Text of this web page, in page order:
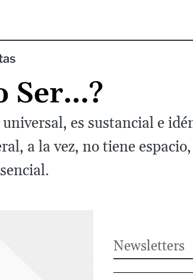
Ser…?
es sustancial e
a la vez, no tiene
Newsletters